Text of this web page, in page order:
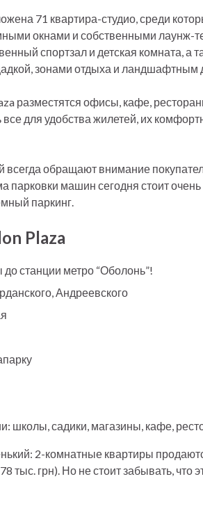
71 квартира-студио, среди
окнами и собственными лаунж-
спортзал и детская комната, а
зонами отдыха и ландшафтным
разместятся офисы, кафе,
все для удобства жилетей, их
обращают внимание
парковки машин сегодня стоит
паркинг.
Plaza
станции метро “Оболонь”!
Андреевского
школы, садики, магазины, кафе,
2-комнатные квартиры
тыс. грн). Но не стоит забывать, что